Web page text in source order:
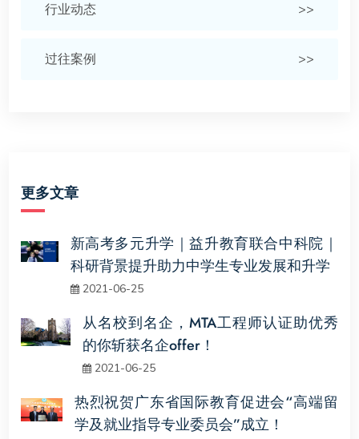
行业动态 >>
过往案例 >>
更多文章
新高考多元升学｜益升教育联合中科院｜
科研背景提升助力中学生专业发展和升学
2021-06-25
从名校到名企，MTA工程师认证助优秀
的你斩获名企offer！
2021-06-25
热烈祝贺广东省国际教育促进会“高端留
学及就业指导专业委员会”成立！